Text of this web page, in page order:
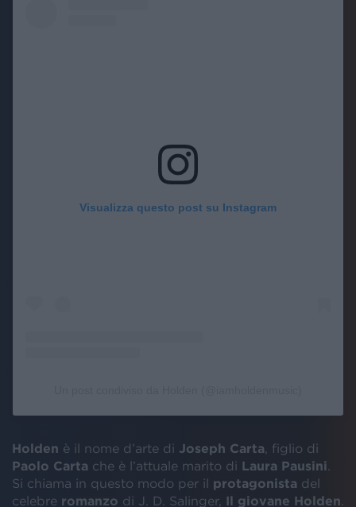
Visualizza questo post su Instagram
Holden è il nome d’arte di Joseph Carta , figlio di
Paolo Carta che è l’attuale marito di Laura Pausini
Si chiama in questo modo per il protagonista del
celebre romanzo di J. D. Salinger, Il giovane Holden